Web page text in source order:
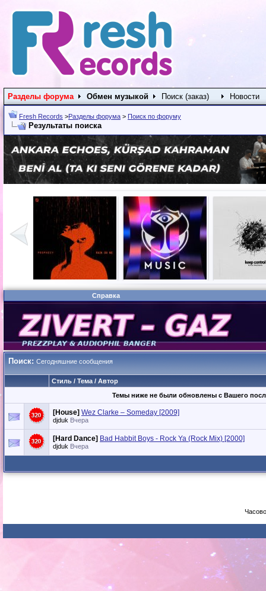
Разделы форума Обмен музыкой Поиск (заказ) Новости
Fresh Records >Разделы форума > Поиск по форуму
Результаты поиска
Справка
Поиск: Сегодняшние сообщения
Стиль / Тема / Автор
Темы ниже не были обновлены с Вашего
[House] Wez Clarke – Someday [2009]
djduk Вчера
[Hard Dance] Bad Habbit Boys - Rock Ya (Rock Mix) [2000]
djduk Вчера